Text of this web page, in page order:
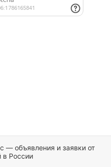
объявления и заявки от
в России